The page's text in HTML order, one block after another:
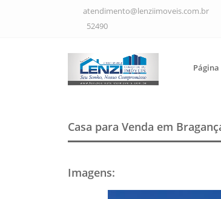
atendimento@lenziimoveis.com.br
52490
Casa para Venda em
Imagens: